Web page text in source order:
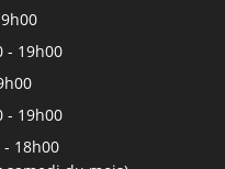
- 19h00
- 19h00
- 18h00